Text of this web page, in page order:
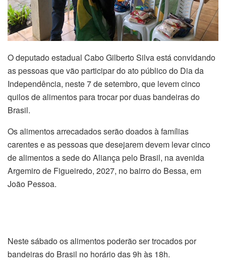
O deputado estadual Cabo Gilberto Silva está convidando
as pessoas que vão participar do ato público do Dia da
Independência, neste 7 de setembro, que levem cinco
quilos de alimentos para trocar por duas bandeiras do
Brasil.
Os alimentos arrecadados serão doados à famílias
carentes e as pessoas que desejarem devem levar cinco
de alimentos a sede do Aliança pelo Brasil, na avenida
Argemiro de Figueiredo, 2027, no bairro do Bessa, em
João Pessoa.
Neste sábado os alimentos poderão ser trocados por
bandeiras do Brasil no horário das 9h às 18h.